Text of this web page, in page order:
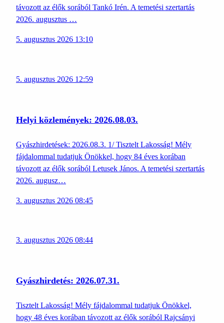
távozott az élők sorából Tankó Irén. A temetési szertartás
2026. augusztus …
5. augusztus 2026 13:10
5. augusztus 2026 12:59
Helyi közlemények: 2026.08.03.
Gyászhirdetések: 2026.08.3. 1/ Tisztelt Lakosság! Mély
fájdalommal tudatjuk Önökkel, hogy 84 éves korában
távozott az élők sorából Letusek János. A temetési szertartás
2026. augusz…
3. augusztus 2026 08:45
3. augusztus 2026 08:44
Gyászhirdetés: 2026.07.31.
Tisztelt Lakosság! Mély fájdalommal tudatjuk Önökkel,
hogy 48 éves korában távozott az élők sorából Rajcsányi